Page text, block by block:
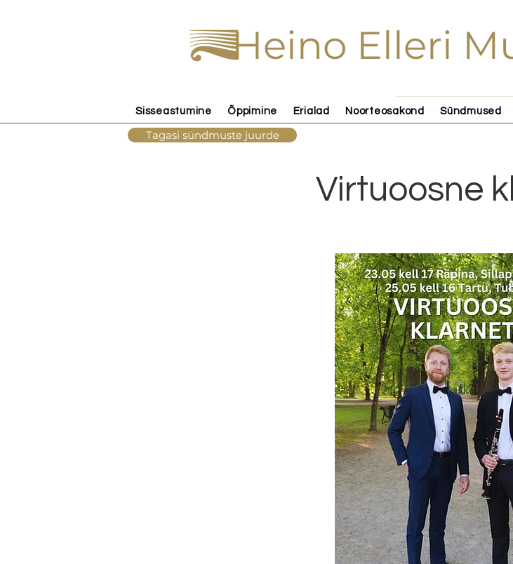
Heino Elleri
Sisseastumine Õppimine Erialad Noorteosakond Sündmused
Virtuoosne
Tagasi sündmuste juurde